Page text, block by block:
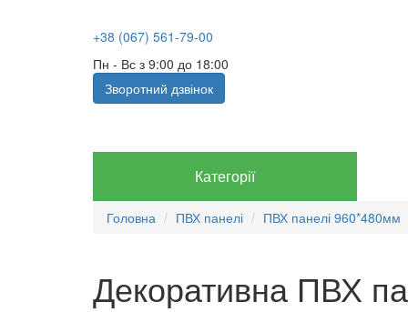
+38 (067) 561-79-00
Пн - Вс з 9:00 до 18:00
Зворотний дзвінок
Категорії
Головна ПВХ панелі ПВХ панелі 960*480мм
Декоративна ПВХ